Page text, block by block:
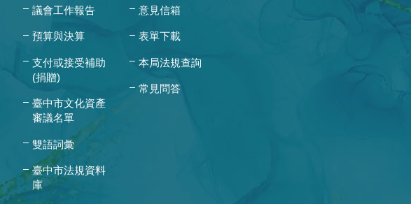
議會工作報告
預算與決算
支付或接受補助
(捐贈)
臺中市文化資產
審議名單
雙語詞彙
臺中市法規資料
庫
意見信箱
表單下載
本局法規查詢
常見問答